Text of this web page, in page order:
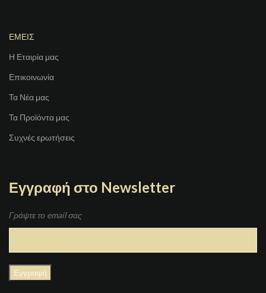
ΕΜΕΙΣ
Η Εταιρία μας
Επικοινωνία
Τα Νέα μας
Τα Προϊόντα μας
Συχνές ερωτήσεις
Εγγραφή στο Newsletter
Γράψτε το email σας